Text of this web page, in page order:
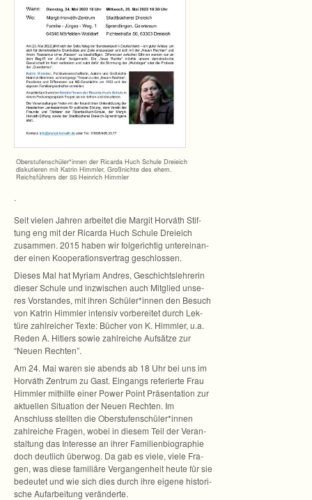
Oberstufenschüler*innen der Ricarda Huch Schule Drei­eich
dis­ku­tie­ren mit Kat­rin Himm­ler, Groß­nichte des ehem.
Reichs­füh­rers der SS Hein­rich Himmler
.
Seit vie­len Jah­ren arbei­tet die Mar­git Hor­váth Stif­
tung eng mit der Ricarda Huch Schule Drei­eich
zusam­men. 2015 haben wir fol­ge­rich­tig unter­ein­an­
der einen Koope­ra­ti­ons­ver­trag geschlossen.
Die­ses Mal hat Myriam And­res, Geschichts­leh­re­rin
die­ser Schule und inzwi­schen auch Mit­glied unse­
res Vor­stan­des, mit ihren Schüler*innen den Besuch
von Kat­rin Himm­ler inten­siv vor­be­rei­tet durch Lek­
türe zahl­rei­cher Texte: Bücher von K. Himm­ler, u.a.
Reden A. Hit­lers sowie zahl­rei­che Auf­sätze zur
“Neuen Rechten”.
Am 24. Mai waren sie abends ab 18 Uhr bei uns im
Hor­váth Zen­trum zu Gast. Ein­gangs refe­rierte Frau
Himm­ler mit­hilfe einer Power Point Prä­sen­ta­tion zur
aktu­el­len Situa­tion der Neuen Rech­ten. Im
Anschluss stell­ten die Oberstufenschüler*innen
zahl­rei­che Fra­gen, wobei in die­sem Teil der Ver­an­
stal­tung das Inter­esse an ihrer Fami­li­en­bio­gra­phie
doch deut­lich über­wog. Da gab es viele, viele Fra­
gen, was diese fami­liäre Ver­gan­gen­heit heute für sie
bedeu­tet und wie sich dies durch ihre eigene his­to­ri­
sche Auf­ar­bei­tung veränderte.